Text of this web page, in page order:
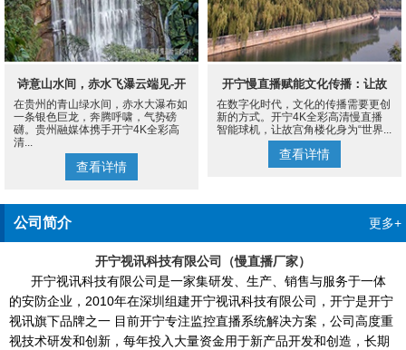
诗意山水间，赤水飞瀑云端见-开
宁4K慢直播摄像机
在贵州的青山绿水间，赤水大瀑布如
一条银色巨龙，奔腾呼啸，气势磅
礴。贵州融媒体携手开宁4K全彩高
清...
查看详情
开宁慢直播赋能文化传播：让故
宫角楼成为世界的文化客厅
在数字化时代，文化的传播需要更创
新的方式。开宁4K全彩高清慢直播
智能球机，让故宫角楼化身为“世界...
查看详情
公司简介 更多+
开宁视讯科技有限公司（慢直播厂家）
开宁视讯科技有限公司是一家集研发、生产、销售与服务于一体
的安防企业，2010年在深圳组建开宁视讯科技有限公司，开宁是开宁
视讯旗下品牌之一 目前开宁专注监控直播系统解决方案，公司高度重
视技术研发和创新，每年投入大量资金用于新产品开发和创造，长期